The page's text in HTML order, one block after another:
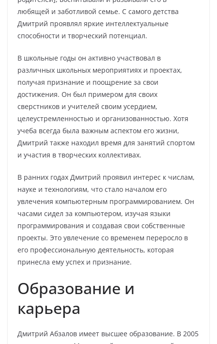
любящей и заботливой семье. С самого детства
Дмитрий проявлял яркие интеллектуальные
способности и творческий потенциал.
В школьные годы он активно участвовал в
различных школьных мероприятиях и проектах,
получая признание и поощрение за свои
достижения. Он был примером для своих
сверстников и учителей своим усердием,
целеустремленностью и организованностью. Хотя
учеба всегда была важным аспектом его жизни,
Дмитрий также находил время для занятий спортом
и участия в творческих коллективах.
В ранних годах Дмитрий проявил интерес к числам,
науке и технологиям, что стало началом его
увлечения компьютерным программированием. Он
часами сидел за компьютером, изучая языки
программирования и создавая свои собственные
проекты. Это увлечение со временем переросло в
его профессиональную деятельность, которая
принесла ему успех и признание.
Образование и
карьера
Дмитрий Абзалов имеет высшее образование. В 2005